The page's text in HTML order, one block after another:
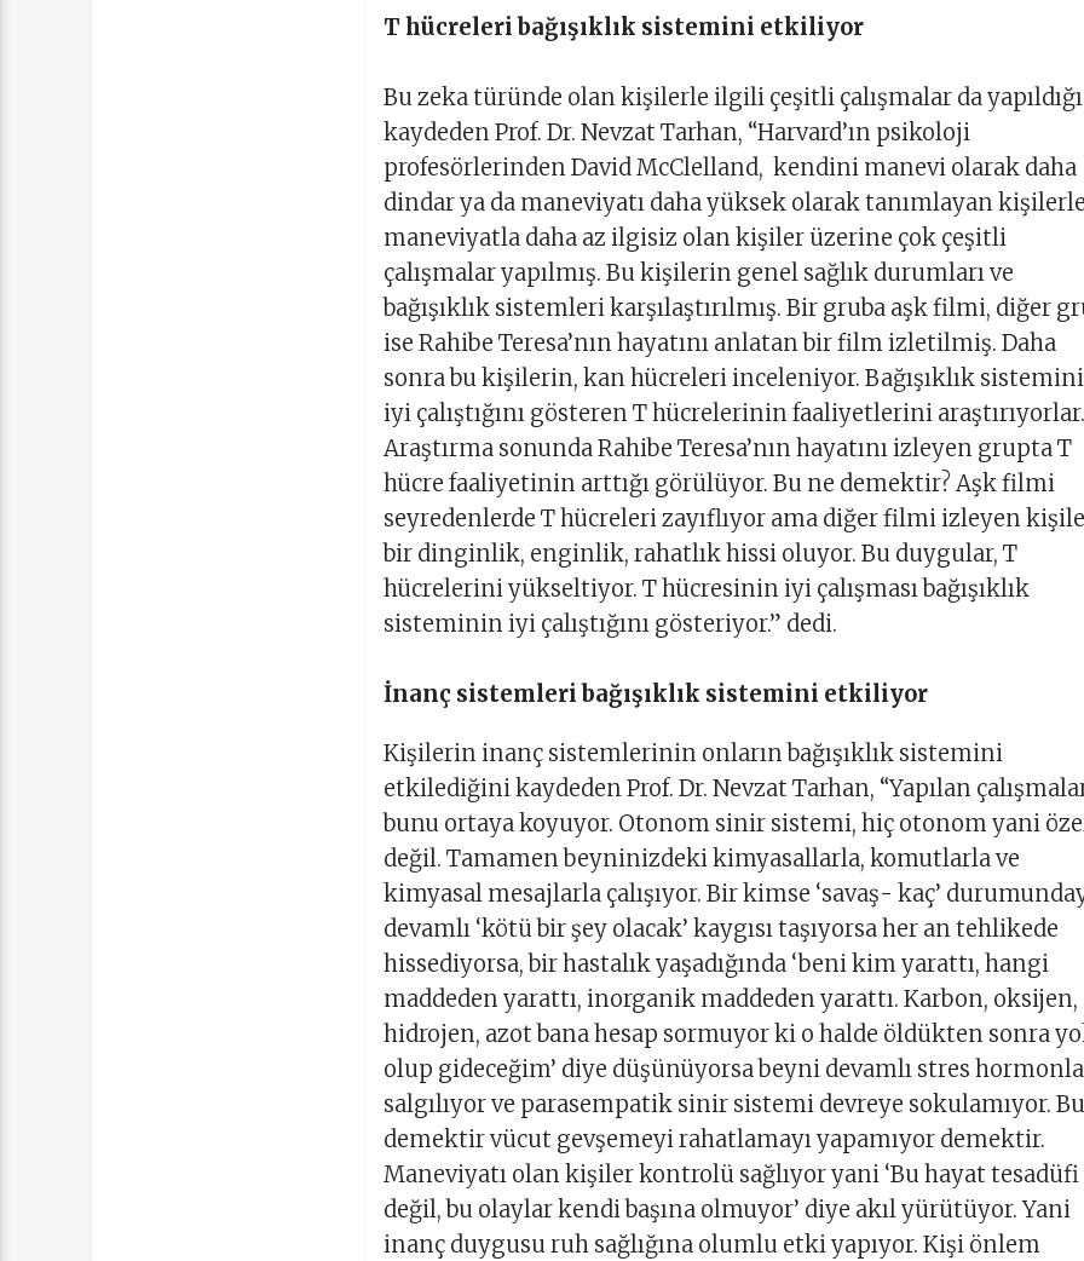
T hücreleri bağışıklık sistemini etkiliyor
Bu zeka türünde olan kişilerle ilgili çeşitli çalışmalar da
kaydeden Prof. Dr. Nevzat Tarhan, “Harvard’ın psikoloji
profesörlerinden David McClelland, kendini manevi olarak daha
dindar ya da maneviyatı daha yüksek olarak tanımlayan
maneviyatla daha az ilgisiz olan kişiler üzerine çok çeşitli
çalışmalar yapılmış. Bu kişilerin genel sağlık durumları ve
bağışıklık sistemleri karşılaştırılmış. Bir gruba aşk filmi, diğer
ise Rahibe Teresa’nın hayatını anlatan bir film izletilmiş. Daha
sonra bu kişilerin, kan hücreleri inceleniyor. Bağışıklık
iyi çalıştığını gösteren T hücrelerinin faaliyetlerini araştırıyorlar.
Araştırma sonunda Rahibe Teresa’nın hayatını izleyen grupta T
hücre faaliyetinin arttığı görülüyor. Bu ne demektir? Aşk filmi
seyredenlerde T hücreleri zayıflıyor ama diğer filmi izleyen
bir dinginlik, enginlik, rahatlık hissi oluyor. Bu duygular, T
hücrelerini yükseltiyor. T hücresinin iyi çalışması bağışıklık
sisteminin iyi çalıştığını gösteriyor.” dedi.
İnanç sistemleri bağışıklık sistemini etkiliyor
Kişilerin inanç sistemlerinin onların bağışıklık sistemini
etkilediğini kaydeden Prof. Dr. Nevzat Tarhan, “Yapılan
bunu ortaya koyuyor. Otonom sinir sistemi, hiç otonom yani
değil. Tamamen beyninizdeki kimyasallarla, komutlarla ve
kimyasal mesajlarla çalışıyor. Bir kimse ‘savaş- kaç’
devamlı ‘kötü bir şey olacak’ kaygısı taşıyorsa her an tehlikede
hissediyorsa, bir hastalık yaşadığında ‘beni kim yarattı, hangi
maddeden yarattı, inorganik maddeden yarattı. Karbon, oksijen,
hidrojen, azot bana hesap sormuyor ki o halde öldükten sonra
olup gideceğim’ diye düşünüyorsa beyni devamlı stres
salgılıyor ve parasempatik sinir sistemi devreye sokulamıyor.
demektir vücut gevşemeyi rahatlamayı yapamıyor demektir.
Maneviyatı olan kişiler kontrolü sağlıyor yani ‘Bu hayat tesadüfi
değil, bu olaylar kendi başına olmuyor’ diye akıl yürütüyor. Yani
inanç duygusu ruh sağlığına olumlu etki yapıyor. Kişi önlem